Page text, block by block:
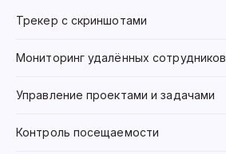
Трекер с скриншотами
Мониторинг удалённых сотрудников
Управление проектами и задачами
Контроль посещаемости